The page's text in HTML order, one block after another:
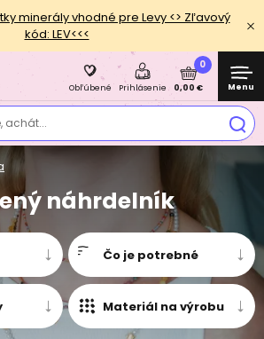
minerály vhodné pre Levy <> Zľavový
kód: LEV<<<
achát...
Obľúbené Prihlásenie
0
0,00 € Menu
náhrdelník
Čo je potrebné
Materiál na výrobu